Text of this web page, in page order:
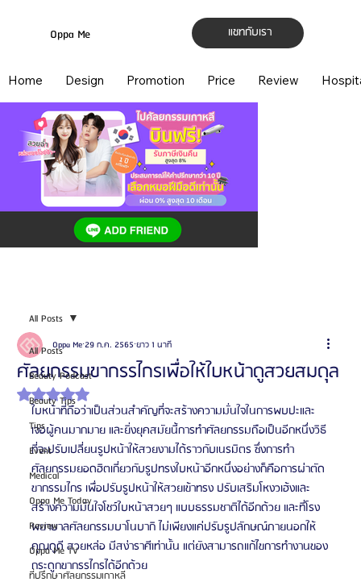
แชทกับเรา
Oppa Me
Home Design Promotion Price Review
All Posts
Beauty Podcast
Beauty Tips
Tips
Event
Medical
Oppa Me Today
Review
Oppa Me TV
ที่ปรึกษาศัลยกรรมเกาหลี
All Posts
ศัลยกรรมขากรรไกรเพื่อให้ใบหน้าดูสวยสมดุล
Oppa Me29 ก.ค. 2565 ยาว 1 นาที
ได้รับ NaN เต็ม 5 ดาว
ใบหน้าที่ถือว่าเป็นส่วนสำคัญที่จะสร้างความมั่นใจในการพบปะและ
เจอผู้คนมากมาย และยิ่งยุคสมัยนี้การทำศัลยกรรมถือเป็นอีกหนึ่งวิธี
ที่จะปรับเปลี่ยนรูปหน้าให้สวยงามได้ราวกับเนรมิตร ซึ่งการทำ
ศัลยกรรมยอดฮิตเกี่ยวกับรูปทรงใบหน้าอีกหนึ่งอย่างก็คือการผ่าตัด
ขากรรมไกร เพื่อปรับรูปหน้าให้สวยเข้าทรง ปรับเสริมโหงวเฮ้งและ
สร้างความมั่นใจโชว์ใบหน้าสวยๆ แบบธรรมชาติได้อีกด้วย และที่โรง
พยาบาลศัลยกรรมบาโนบากิ ไม่เพียงแค่ปรับรูปลักษณ์ภายนอกให้
คุณดูดี สวยหล่อ มีสง่าราศีเท่านั้น แต่ยังสามารถแก้ไขการทำงานของ
กระดูกขากรรไกรได้อีกด้วย